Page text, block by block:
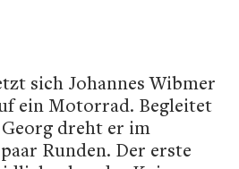
sich Johannes Wibmer
ein Motorrad. Begleitet
dreht er im
Runden. Der erste